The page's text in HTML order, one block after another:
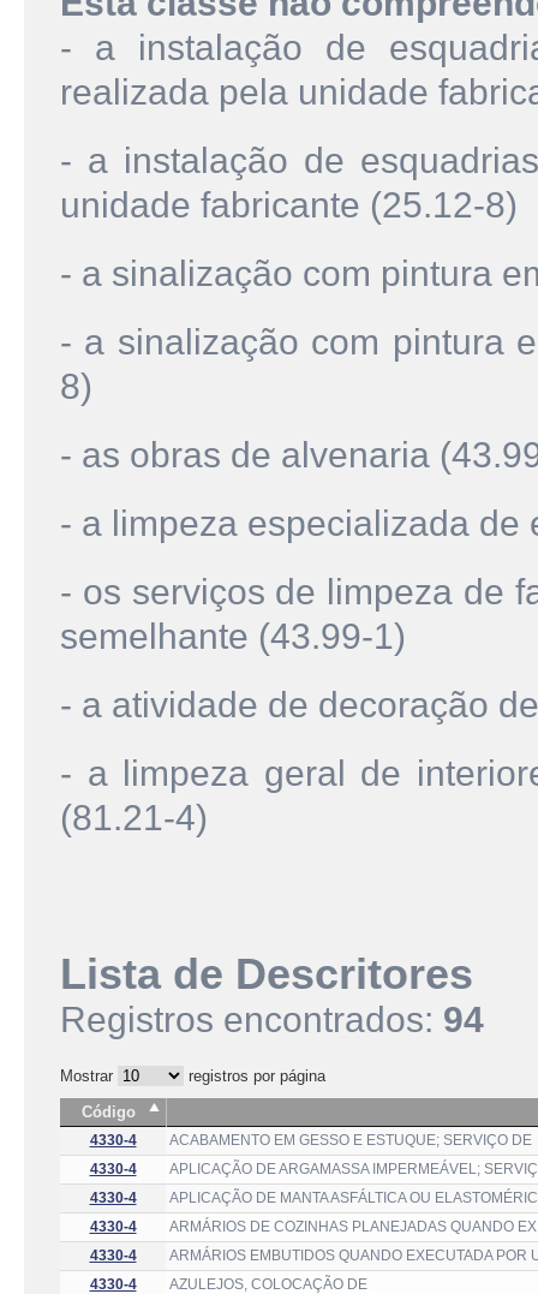
- a instalação de
realizada pela unidade
- a instalação de
unidade fabricante (25.12-8)
- a sinalização com pintura
- a sinalização com pintura
8)
- as obras de alvenaria
- a limpeza especializada
- os serviços de limpeza de
semelhante (43.99-1)
- a atividade de decoração
- a limpeza geral de
(81.21-4)
Lista de Descritores
Registros encontrados: 94
Mostrar
registros por página
Código
4330-4
ACABAMENTO EM GESSO E ESTUQUE; SERVIÇO DE
4330-4
APLICAÇÃO DE ARGAMASSA IMPERMEÁVEL;
4330-4
APLICAÇÃO DE MANTA ASFÁLTICA OU
4330-4
ARMÁRIOS DE COZINHAS PLANEJADAS QUANDO
4330-4
ARMÁRIOS EMBUTIDOS QUANDO EXECUTADA
4330-4
AZULEJOS, COLOCAÇÃO DE